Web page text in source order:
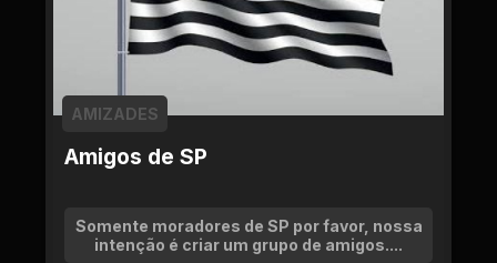
Amigos de SP
AMIZADES
Somente moradores de SP por favor, nossa
intenção é criar um grupo de amigos....